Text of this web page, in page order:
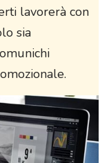
lavorerà con
sia